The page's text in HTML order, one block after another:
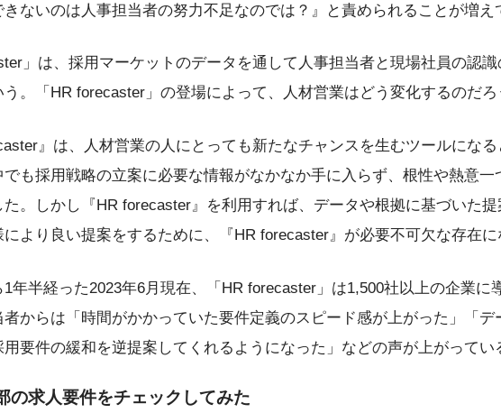
ないのは人事担当者の努力不足なのでは？』と責められることが増え
」は、採用マーケットのデータを通して人事担当者と現場社員の認
う。「HR forecaster」の登場によって、人材営業はどう変化するのだろ
』は、人材営業の人にとっても新たなチャンスを生むツールにな
でも採用戦略の立案に必要な情報がなかなか手に入らず、根性や熱意一
た。しかし『HR forecaster』を利用すれば、データや根拠に基づいた
より良い提案をするために、『HR forecaster』が必要不可欠な存在に
1年半経った2023年6月現在、「HR forecaster」は1,500社以上の企業に
者からは「時間がかかっていた要件定義のスピード感が上がった」「デ
要件の緩和を逆提案してくれるようになった」などの声が上がってい
の求人要件をチェックしてみた